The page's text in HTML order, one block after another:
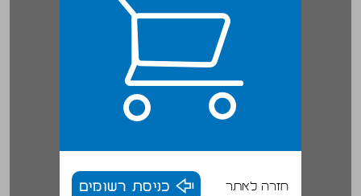
חזרה לאתר כניסת רשומים